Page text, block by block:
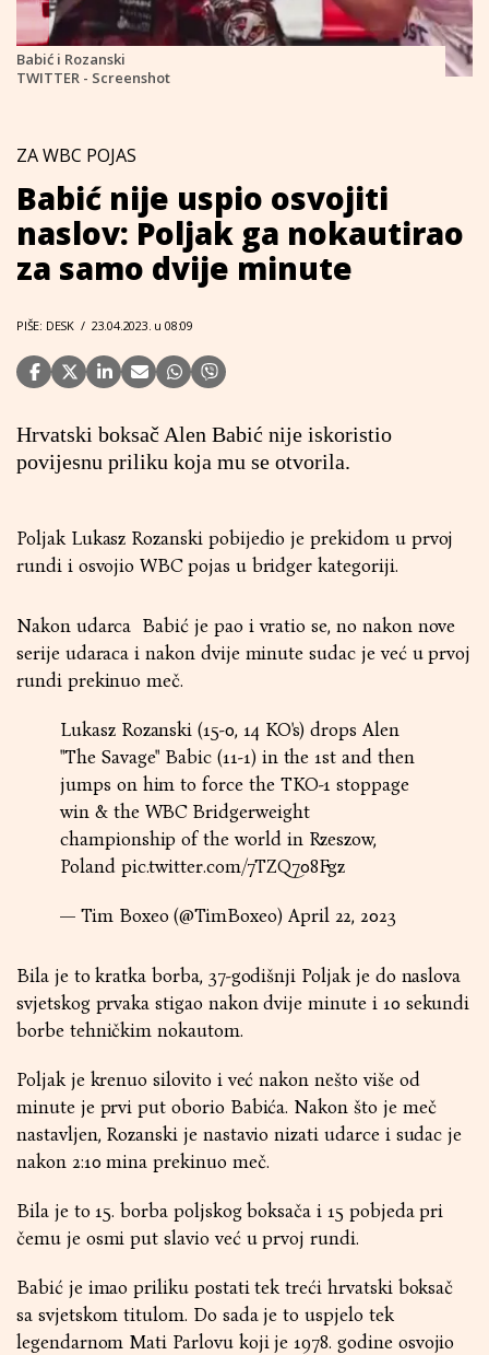
Babić i Rozanski
TWITTER - Screenshot
ZA WBC POJAS
Babić nije uspio osvojiti
naslov: Poljak ga nokautirao
za samo dvije minute
PIŠE: DESK / 23.04.2023. u 08:09
Hrvatski boksač Alen Babić nije iskoristio
povijesnu priliku koja mu se otvorila.
Poljak Lukasz Rozanski pobijedio je prekidom u prvoj
rundi i osvojio WBC pojas u bridger kategoriji.
Nakon udarca Babić je pao i vratio se, no nakon nove
serije udaraca i nakon dvije minute sudac je već u prvoj
rundi prekinuo meč.
Lukasz Rozanski (15-0, 14 KO's) drops Alen
"The Savage" Babic (11-1) in the 1st and then
jumps on him to force the TKO-1 stoppage
win & the WBC Bridgerweight
championship of the world in Rzeszow,
Poland pic.twitter.com/7TZQ708Fgz
— Tim Boxeo (@TimBoxeo) April 22, 2023
Bila je to kratka borba, 37-godišnji Poljak je do naslova
svjetskog prvaka stigao nakon dvije minute i 10 sekundi
borbe tehničkim nokautom.
Poljak je krenuo silovito i već nakon nešto više od
minute je prvi put oborio Babića. Nakon što je meč
nastavljen, Rozanski je nastavio nizati udarce i sudac je
nakon 2:10 mina prekinuo meč.
Bila je to 15. borba poljskog boksača i 15 pobjeda pri
čemu je osmi put slavio već u prvoj rundi.
Babić je imao priliku postati tek treći hrvatski boksač
sa svjetskom titulom. Do sada je to uspjelo tek
legendarnom Mati Parlovu koji je 1978. godine osvojio